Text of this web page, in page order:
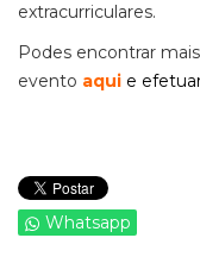
extracurriculares.
Podes encontrar
evento aqui e
Whatsapp